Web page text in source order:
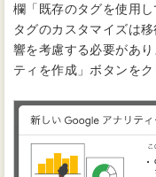
欄「既存のタグを使用
タグのカスタマイズは
響を考慮する必要があ
ティを作成」ボタンをク